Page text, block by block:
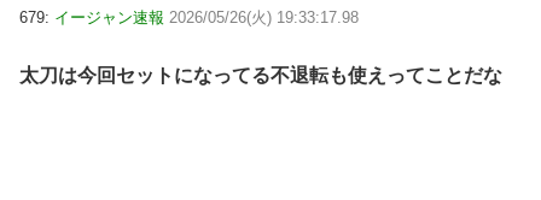
679: イージャン速報 2026/05/26(火) 19:33:17.98
太刀は今回セットになってる不退転も使えってことだな